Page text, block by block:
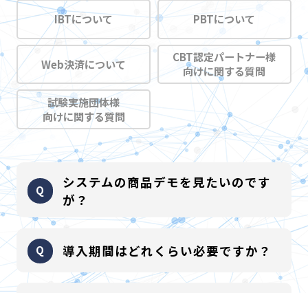
IBTについて PBTについて
Web決済について
CBT認定パートナー様
向けに関する質問
試験実施団体様
向けに関する質問
システムの商品デモを見たいのです
が？
各サービス全て可能です。お気軽に営業までお問合せくださ
い。
導入期間はどれくらい必要ですか？